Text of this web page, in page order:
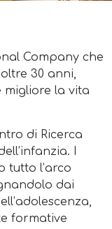
Company che
30 anni,
migliore la vita
di Ricerca
I
tutto l’arco
dai
formative